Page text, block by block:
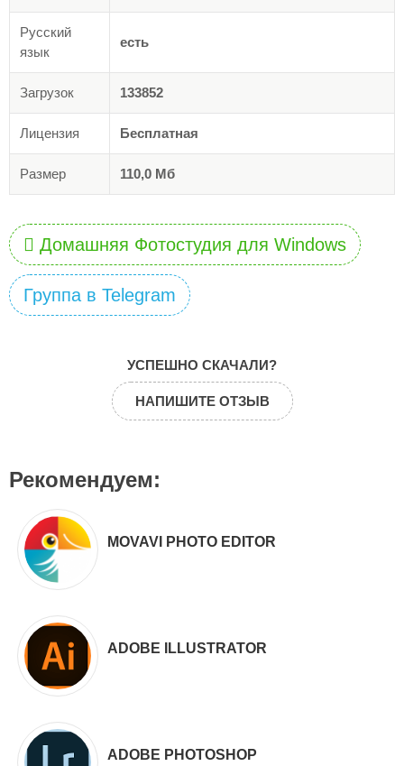
Русский
язык
есть
Загрузок 133852
Лицензия Бесплатная
Размер 110,0 Мб
Домашняя Фотостудия для Windows
Группа в Telegram
УСПЕШНО СКАЧАЛИ?
НАПИШИТЕ ОТЗЫВ
Рекомендуем:
MOVAVI PHOTO EDITOR
ADOBE ILLUSTRATOR
ADOBE PHOTOSHOP